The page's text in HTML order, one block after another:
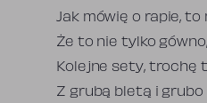
Jak mówię o rapie,
Że to nie tylko
Kolejne sety, trochę
Z grubą bletą i